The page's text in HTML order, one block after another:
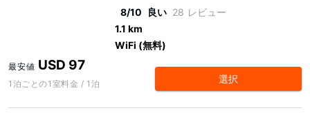
8/10 良い 28 レビュー
1.1 km
WiFi (無料)
最安値 USD 97
1泊ごとの1室料金 / 1泊 選択